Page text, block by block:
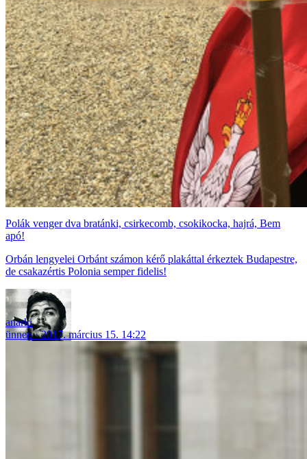
Polák venger dva bratánki, csirkecomb, csokikocka, hajrá, Bem
apó!
Orbán lengyelei Orbánt számon kérő plakáttal érkeztek Budapestre,
de csakazértis Polonia semper fidelis!
anarki
ünnep
2017. március 15. 14:22